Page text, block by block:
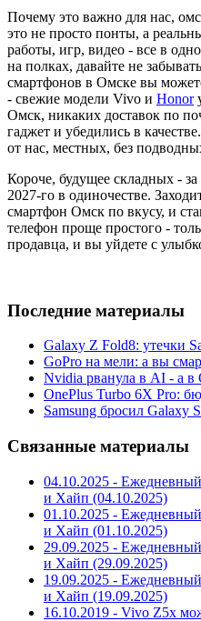
Почему это важно для нас,
это не просто понты, а
работы, игр, видео - все в
на полках, давайте не
смартфонов в Омске вы
- свежие модели Vivo и Honor
Омск, никаких доставок по
гаджет и убедились в
от нас, местных, без
Короче, будущее складных -
2027-го в одиночестве.
смартфон Омск по вкусу, и
телефон проще простого -
продавца, и вы уйдете с
Последние материалы
Galaxy Z Fold8: утечки
GoPro на мели: а вы
Nvidia рванула в AI - а
OnePlus Turbo 6X Pro:
Samsung бросил Galaxy
Связанные материалы
04.10.2025 -
и Хайп (04.10.2025)
01.10.2025 -
и Хайп (01.10.2025)
29.09.2025 -
и Хайп (29.09.2025)
19.09.2025 -
и Хайп (19.09.2025)
16.10.2019 - Vivo Z5x